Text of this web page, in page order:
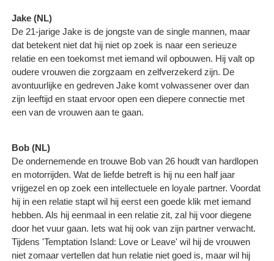
Jake (NL)
De 21-jarige Jake is de jongste van de single mannen, maar
dat betekent niet dat hij niet op zoek is naar een serieuze
relatie en een toekomst met iemand wil opbouwen. Hij valt op
oudere vrouwen die zorgzaam en zelfverzekerd zijn. De
avontuurlijke en gedreven Jake komt volwassener over dan
zijn leeftijd en staat ervoor open een diepere connectie met
een van de vrouwen aan te gaan.
Bob (NL)
De ondernemende en trouwe Bob van 26 houdt van hardlopen
en motorrijden. Wat de liefde betreft is hij nu een half jaar
vrijgezel en op zoek een intellectuele en loyale partner. Voordat
hij in een relatie stapt wil hij eerst een goede klik met iemand
hebben. Als hij eenmaal in een relatie zit, zal hij voor diegene
door het vuur gaan. Iets wat hij ook van zijn partner verwacht.
Tijdens 'Temptation Island: Love or Leave' wil hij de vrouwen
niet zomaar vertellen dat hun relatie niet goed is, maar wil hij